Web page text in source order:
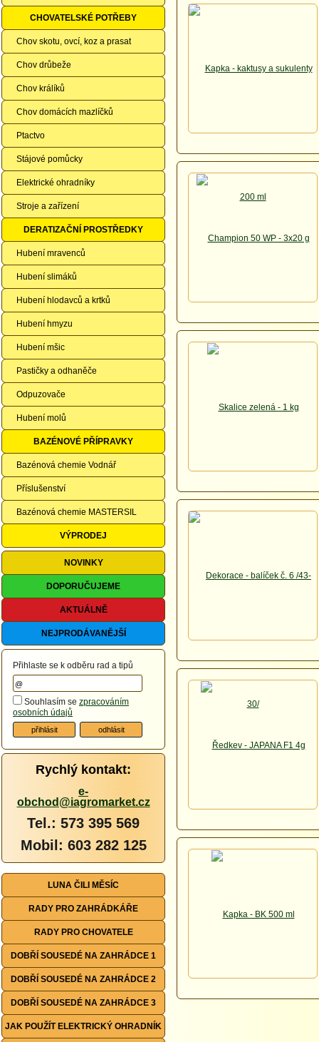
CHOVATELSKÉ POTŘEBY
Chov skotu, ovcí, koz a prasat
Chov drůbeže
Chov králíků
Chov domácích mazlíčků
Ptactvo
Stájové pomůcky
Elektrické ohradníky
Stroje a zařízení
DERATIZAČNÍ PROSTŘEDKY
Hubení mravenců
Hubení slimáků
Hubení hlodavců a krtků
Hubení hmyzu
Hubení mšic
Pastičky a odhaněče
Odpuzovače
Hubení molů
BAZÉNOVÉ PŘÍPRAVKY
Bazénová chemie Vodnář
Příslušenství
Bazénová chemie MASTERSIL
VÝPRODEJ
NOVINKY
DOPORUČUJEME
AKTUÁLNĚ
NEJPRODÁVANĚJŠÍ
Přihlaste se k odběru rad a tipů
Souhlasím se zpracováním
osobních údajů
Rychlý kontakt:
e-
obchod@iagromarket.cz
Tel.: 573 395 569
Mobil: 603 282 125
LUNA ČILI MĚSÍC
RADY PRO ZAHRÁDKÁŘE
RADY PRO CHOVATELE
DOBŘÍ SOUSEDÉ NA ZAHRÁDCE 1
DOBŘÍ SOUSEDÉ NA ZAHRÁDCE 2
DOBŘÍ SOUSEDÉ NA ZAHRÁDCE 3
JAK POUŽÍT ELEKTRICKÝ OHRADNÍK